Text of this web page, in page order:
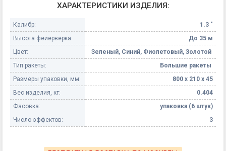
ХАРАКТЕРИСТИКИ ИЗДЕЛИЯ:
Калибр:
1.3 "
Высота фейерверка:
До 35 м
Цвет:
Зеленый, Синий, Фиолетовый, Золотой
Тип ракеты:
Большие ракеты
Размеры упаковки, мм:
800 х 210 х 45
Вес изделия, кг:
0.404
Фасовка:
упаковка (6 штук)
Число эффектов:
3